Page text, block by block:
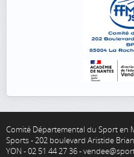
Comité Départemental du Sport en
Sports - 202 boulevard Aristide
YON - 02 51 44 27 36 -